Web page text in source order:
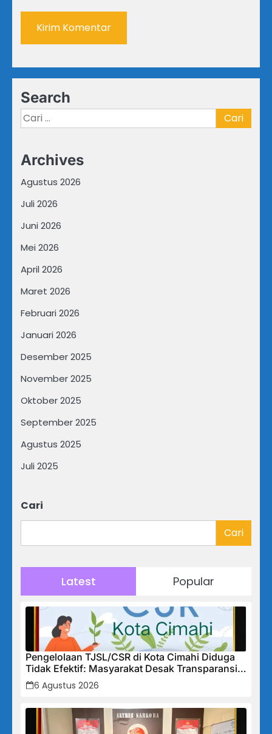
Search
Cari
untuk:
Archives
Agustus 2026
Juli 2026
Juni 2026
Mei 2026
April 2026
Maret 2026
Februari 2026
Januari 2026
Desember 2025
November 2025
Oktober 2025
September 2025
Agustus 2025
Juli 2025
Cari
Cari
Latest Popular
Pengelolaan TJSL/CSR di Kota Cimahi Diduga
Tidak Efektif: Masyarakat Desak Transparansi
Penuh dan Perbaikan Sistem
6 Agustus 2026